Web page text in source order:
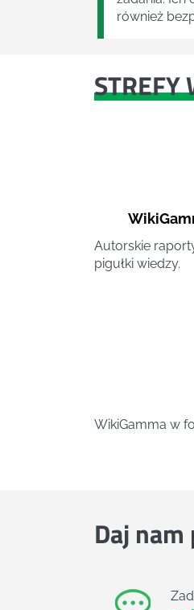
również
STREFY
Autorskie
pigułki wiedzy.
WikiGamma w
Daj nam